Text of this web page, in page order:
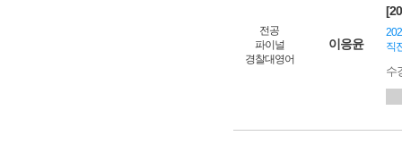
전공
파이널
경찰대영어
이응윤
직
수